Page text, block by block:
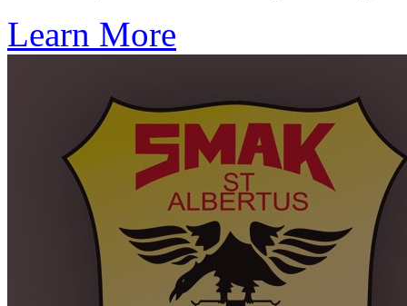
Learn More